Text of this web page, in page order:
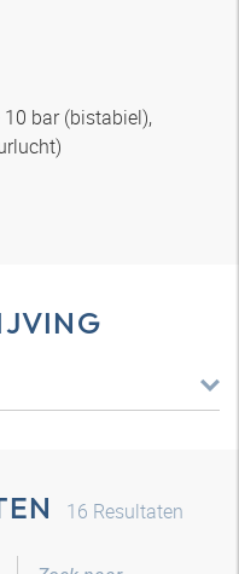
bar (bistabiel),
16 Resultaten